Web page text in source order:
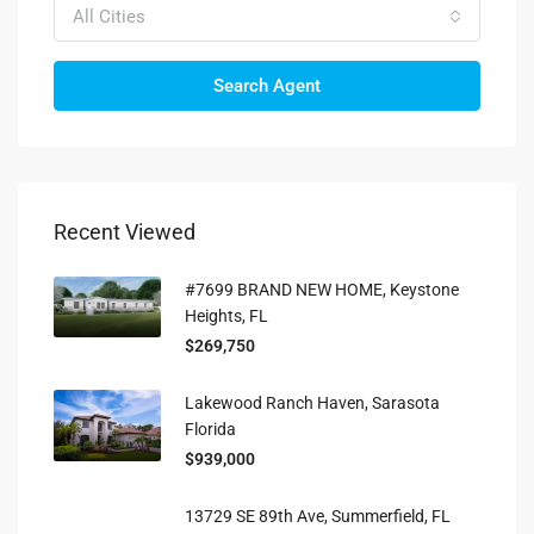
All Cities
Search Agent
Recent Viewed
#7699 BRAND NEW HOME, Keystone
Heights, FL
$269,750
Lakewood Ranch Haven, Sarasota
Florida
$939,000
13729 SE 89th Ave, Summerfield, FL